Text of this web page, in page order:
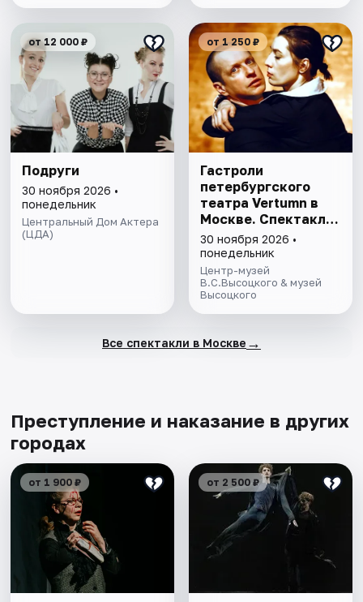
от 12 000 ₽
Подруги
30 ноября 2026 •
понедельник
Центральный Дом Актера
(ЦДА)
от 1 250 ₽
Гастроли
петербургского
театра Vertumn в
Москве. Спектакль
«Воин и дева».
История
знакомства и брака
А.Ахматовой и
Н.Гумилёва.
30 ноября 2026 •
понедельник
Центр-музей
В.С.Высоцкого & музей
Высоцкого
Все спектакли в Москве →
Преступление и наказание в других
городах
от 1 900 ₽ от 2 500 ₽